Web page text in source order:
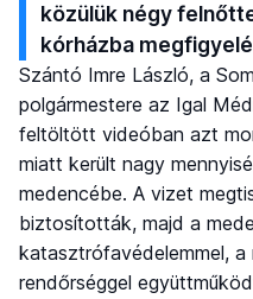
közülük négy
kórházba
Szántó Imre László, a
polgármestere az Igal
feltöltött videóban azt
miatt került nagy
medencébe. A vizet
biztosították, majd a
katasztrófavédelemmel,
rendőrséggel